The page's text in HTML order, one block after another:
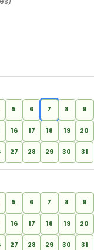
5 6 7 8 9
16 17 18 19 20
27 28 29 30 31
5 6 7 8 9
16 17 18 19 20
27 28 29 30 31